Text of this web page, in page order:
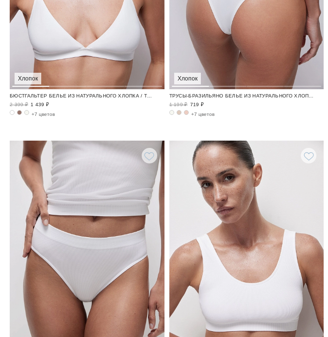
Хлопок
БЮСТГАЛЬТЕР БЕЛЬЕ ИЗ НАТУРАЛЬНОГО ХЛОПКА / TENDER
2 399 ₽ 1 439 ₽
+7 цветов
Хлопок
ТРУСЫ-БРАЗИЛЬЯНО БЕЛЬЕ ИЗ НАТУРАЛЬНОГО ХЛОПКА / TENDER
1 199 ₽ 719 ₽
+7 цветов